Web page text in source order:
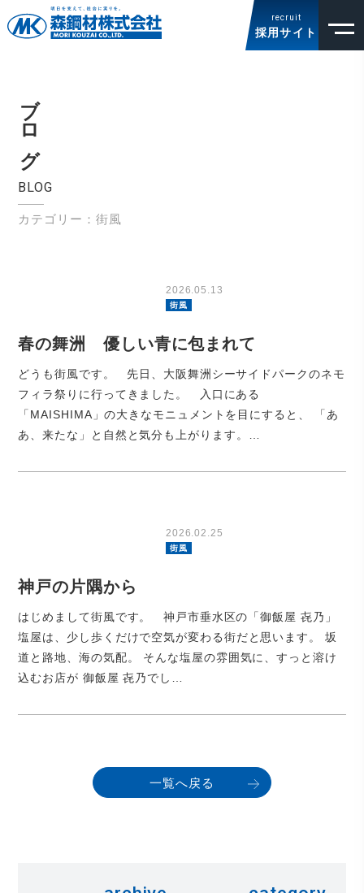
recruit
採用サイト
ブログ
BLOG
カテゴリー：街風
2026.05.13
街風
春の舞洲 優しい青に包まれて
どうも街風です。 先日、大阪舞洲シーサイドパークのネモ
フィラ祭りに行ってきました。 入口にある
「MAISHIMA」の大きなモニュメントを目にすると、 「あ
あ、来たな」と自然と気分も上がります。…
2026.02.25
街風
神戸の片隅から
はじめまして街風です。 神戸市垂水区の「御飯屋 㐂乃」
塩屋は、少し歩くだけで空気が変わる街だと思います。 坂
道と路地、海の気配。 そんな塩屋の雰囲気に、すっと溶け
込むお店が 御飯屋 㐂乃でし…
一覧へ戻る